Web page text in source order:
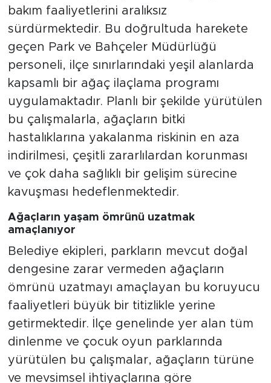
bakım faaliyetlerini aralıksız
sürdürmektedir. Bu doğrultuda harekete
geçen Park ve Bahçeler Müdürlüğü
personeli, ilçe sınırlarındaki yeşil alanlarda
kapsamlı bir ağaç ilaçlama programı
uygulamaktadır. Planlı bir şekilde yürütülen
bu çalışmalarla, ağaçların bitki
hastalıklarına yakalanma riskinin en aza
indirilmesi, çeşitli zararlılardan korunması
ve çok daha sağlıklı bir gelişim sürecine
kavuşması hedeflenmektedir.
Ağaçların yaşam ömrünü uzatmak
amaçlanıyor
Belediye ekipleri, parkların mevcut doğal
dengesine zarar vermeden ağaçların
ömrünü uzatmayı amaçlayan bu koruyucu
faaliyetleri büyük bir titizlikle yerine
getirmektedir. İlçe genelinde yer alan tüm
dinlenme ve çocuk oyun parklarında
yürütülen bu çalışmalar, ağaçların türüne
ve mevsimsel ihtiyaçlarına göre